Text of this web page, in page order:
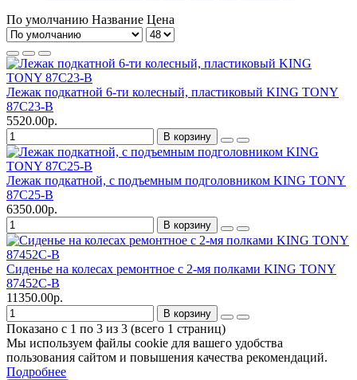
По умолчанию Название Цена
Лежак подкатной 6-ти колесный, пластиковый KING TONY
87C23-B
5520.00р.
В корзину
Лежак подкатной, с подъемным подголовником KING TONY
87C25-B
6350.00р.
В корзину
Сиденье на колесах ремонтное с 2-мя полками KING TONY
87452C-B
11350.00р.
В корзину
Показано с 1 по 3 из 3 (всего 1 страниц)
Мы используем файлы cookie для вашего удобства
пользования сайтом и повышения качества рекомендаций.
Подробнее